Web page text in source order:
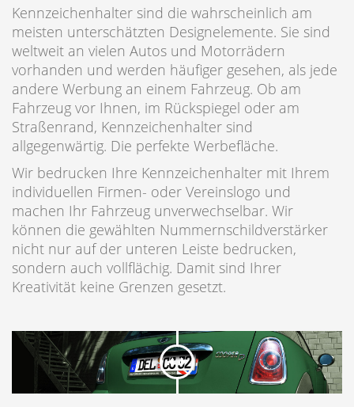
Kennzeichenhalter sind die wahrscheinlich am
meisten unterschätzten Designelemente. Sie sind
weltweit an vielen Autos und Motorrädern
vorhanden und werden häufiger gesehen, als jede
andere Werbung an einem Fahrzeug. Ob am
Fahrzeug vor Ihnen, im Rückspiegel oder am
Straßenrand, Kennzeichenhalter sind
allgegenwärtig. Die perfekte Werbefläche.
Wir bedrucken Ihre Kennzeichenhalter mit Ihrem
individuellen Firmen- oder Vereinslogo und
machen Ihr Fahrzeug unverwechselbar. Wir
können die gewählten Nummernschildverstärker
nicht nur auf der unteren Leiste bedrucken,
sondern auch vollflächig. Damit sind Ihrer
Kreativität keine Grenzen gesetzt.